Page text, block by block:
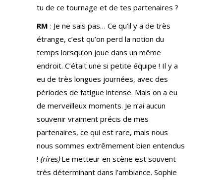
tu de ce tournage et de tes partenaires ?
RM : Je ne sais pas… Ce qu’il y a de très
étrange, c’est qu’on perd la notion du
temps lorsqu’on joue dans un même
endroit. C’était une si petite équipe ! Il y a
eu de très longues journées, avec des
périodes de fatigue intense. Mais on a eu
de merveilleux moments. Je n’ai aucun
souvenir vraiment précis de mes
partenaires, ce qui est rare, mais nous
nous sommes extrêmement bien entendus
! (rires)Le metteur en scène est souvent
très déterminant dans l’ambiance. Sophie